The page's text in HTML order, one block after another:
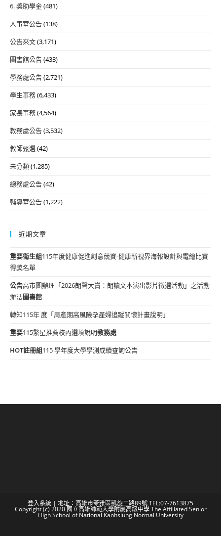
6. 獎助學金(481)
人事室公告(138)
公告來文(3,171)
圖書館公告(433)
學務處公告(2,721)
學生事務(6,433)
家長事務(4,564)
教務處公告(3,532)
教師甄選(42)
未分類(1,285)
總務處公告(42)
輔導室公告(1,222)
近期文章
重要衛生組115年度健康促進創意競賽-健康新視界海報設計與電繪比賽
得獎名單
公告高市圖辦理「2026朗聲大賞：朗讀文本演出影片徵選活動」之活動
辦法圖書館
轉知115年 度「周產期高風險孕產婦追蹤關懷計畫說明」
重要115繁星推薦校內選填說明教務處
HOT註冊組115 學年度大學學測成績查詢公告
登入系統 | 地址：高雄市苓雅區凱旋二路89號 TEL:07-7613875
Copyright (c) 2020 國立高雄師範大學附屬高級中學 The Affiliated Senior
High School of National Kaohsiung Normal University